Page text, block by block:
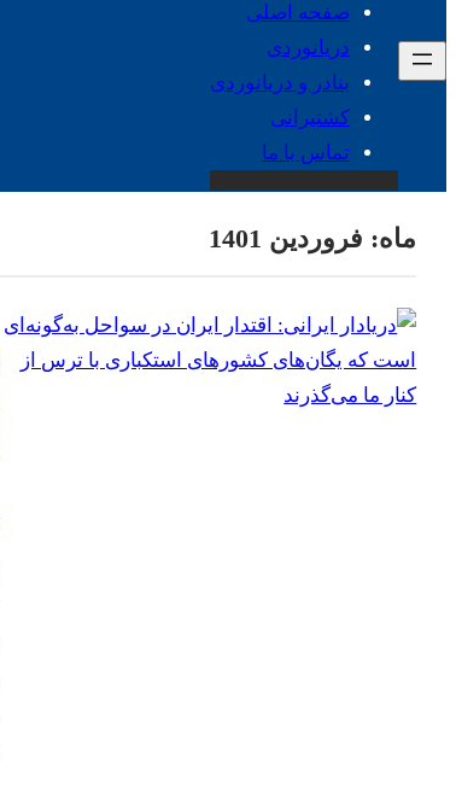
صفحه اصلی
دریانوردی
بنادر و دریانوردی
کشتیرانی
تماس با ما
ماه: فروردین 1401